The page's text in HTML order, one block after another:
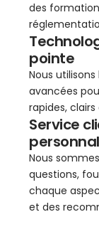
des
pointe
Nous
avancées
rapides,
Service
Nous
questions,
chaque
et des